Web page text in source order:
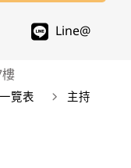
Line@
覽表
主持